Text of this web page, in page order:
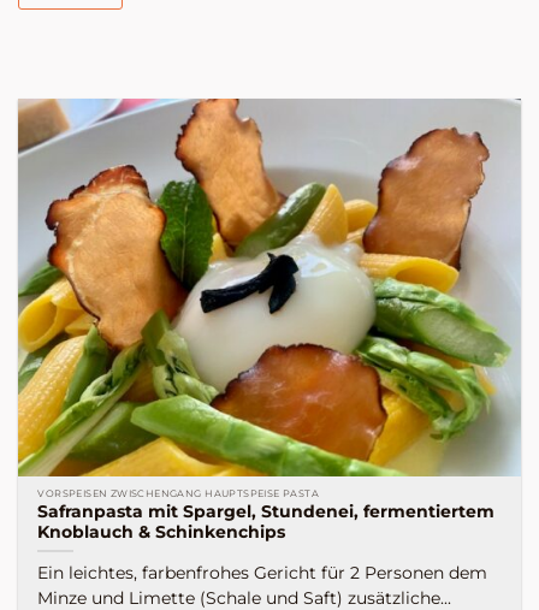
VORSPEISEN ZWISCHENGANG HAUPTSPEISE PASTA
Safranpasta mit Spargel, Stundenei, fermentiertem
Knoblauch & Schinkenchips
Ein leichtes, farbenfrohes Gericht für 2 Personen dem
Minze und Limette (Schale und Saft) zusätzliche...